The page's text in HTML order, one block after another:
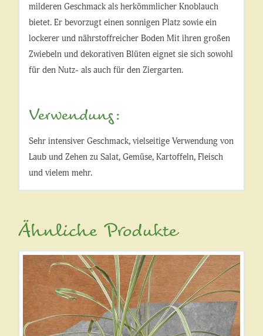
milderen Geschmack als herkömmlicher Knoblauch
bietet. Er bevorzugt einen sonnigen Platz sowie ein
lockerer und nährstoffreicher Boden Mit ihren großen
Zwiebeln und dekorativen Blüten eignet sie sich sowohl
für den Nutz- als auch für den Ziergarten.
Verwendung:
Sehr intensiver Geschmack, vielseitige Verwendung von
Laub und Zehen zu Salat, Gemüse, Kartoffeln, Fleisch
und vielem mehr.
Ähnliche Produkte